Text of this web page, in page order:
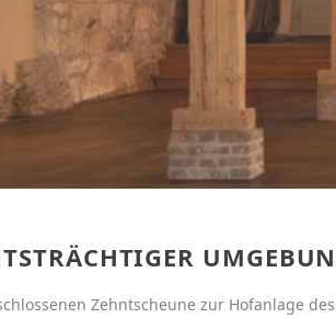
Zehntscheune zur Hofanlage des